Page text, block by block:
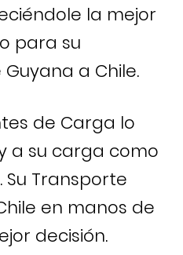
la mejor
para su
a Chile.
de Carga lo
a su carga como
Su Transporte
en manos de
decisión.